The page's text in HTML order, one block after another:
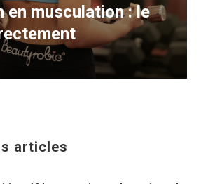
en musculation : le
articles